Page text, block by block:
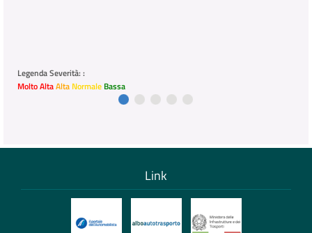
Legenda Severità: :
Molto AltaAlta Normale Bassa
Link